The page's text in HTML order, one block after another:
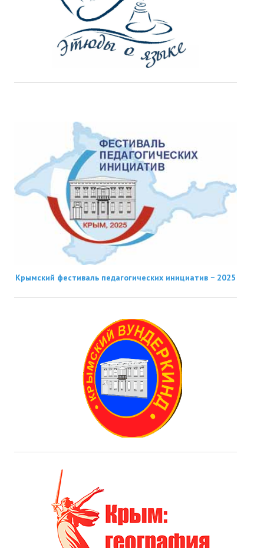
Крымский фестиваль педагогических инициатив − 2025